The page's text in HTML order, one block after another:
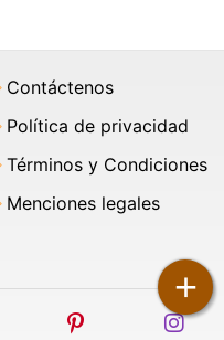
+
Contáctenos
Política de privacidad
Términos y Condiciones
Menciones legales
youtube pinterest